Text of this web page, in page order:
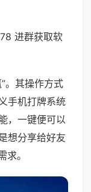
进群获取软
。其操作方式
手机打牌系统
，一键便可以
想分享给好友
。